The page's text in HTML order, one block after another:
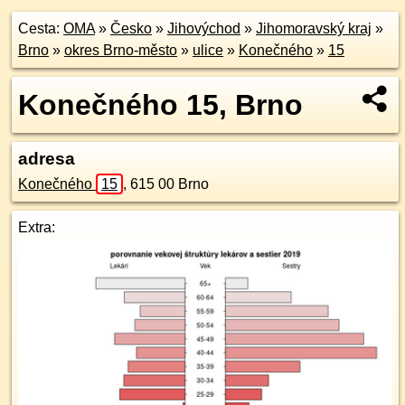
Cesta: OMA» Česko » Jihovýchod » Jihomoravský kraj »
Brno » okres Brno-město » ulice » Konečného » 15
Konečného 15, Brno
adresa
Konečného 15 , 615 00 Brno
Extra: